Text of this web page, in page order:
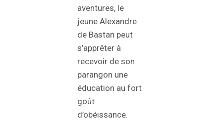
aventures, le
jeune Alexandre
de Bastan peut
s’apprêter à
recevoir de son
parangon une
éducation au fort
goût
d’obéissance.